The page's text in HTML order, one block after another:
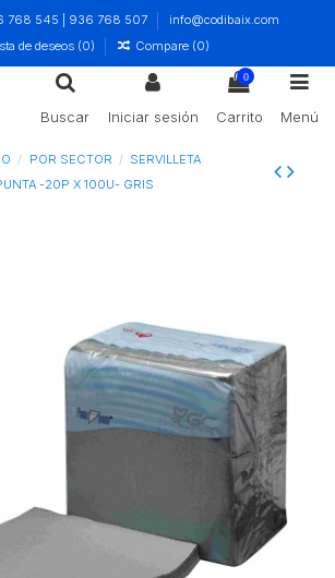
768 545 | 936 768 507
info@codibaix.com
de deseos (0) Compare (0)
Buscar Iniciar sesión
0
Carrito Menú
POR SECTOR
SERVILLETA
-20P X 100U- GRIS